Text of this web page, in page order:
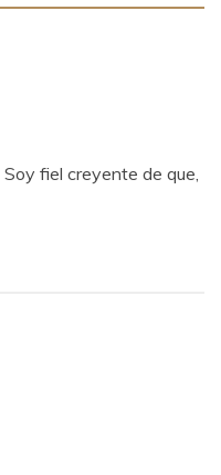
fiel creyente de que,